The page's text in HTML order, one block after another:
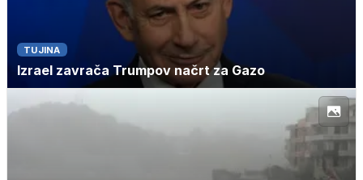
TUJINA
Izrael zavrača Trumpov načrt za Gazo